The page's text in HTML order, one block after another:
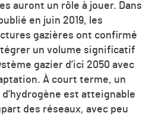
auront un rôle à jouer. Dans
en juin 2019, les
gazières ont confirmé
un volume significatif
gazier d’ici 2050 avec
À court terme, un
est atteignable
des réseaux, avec peu